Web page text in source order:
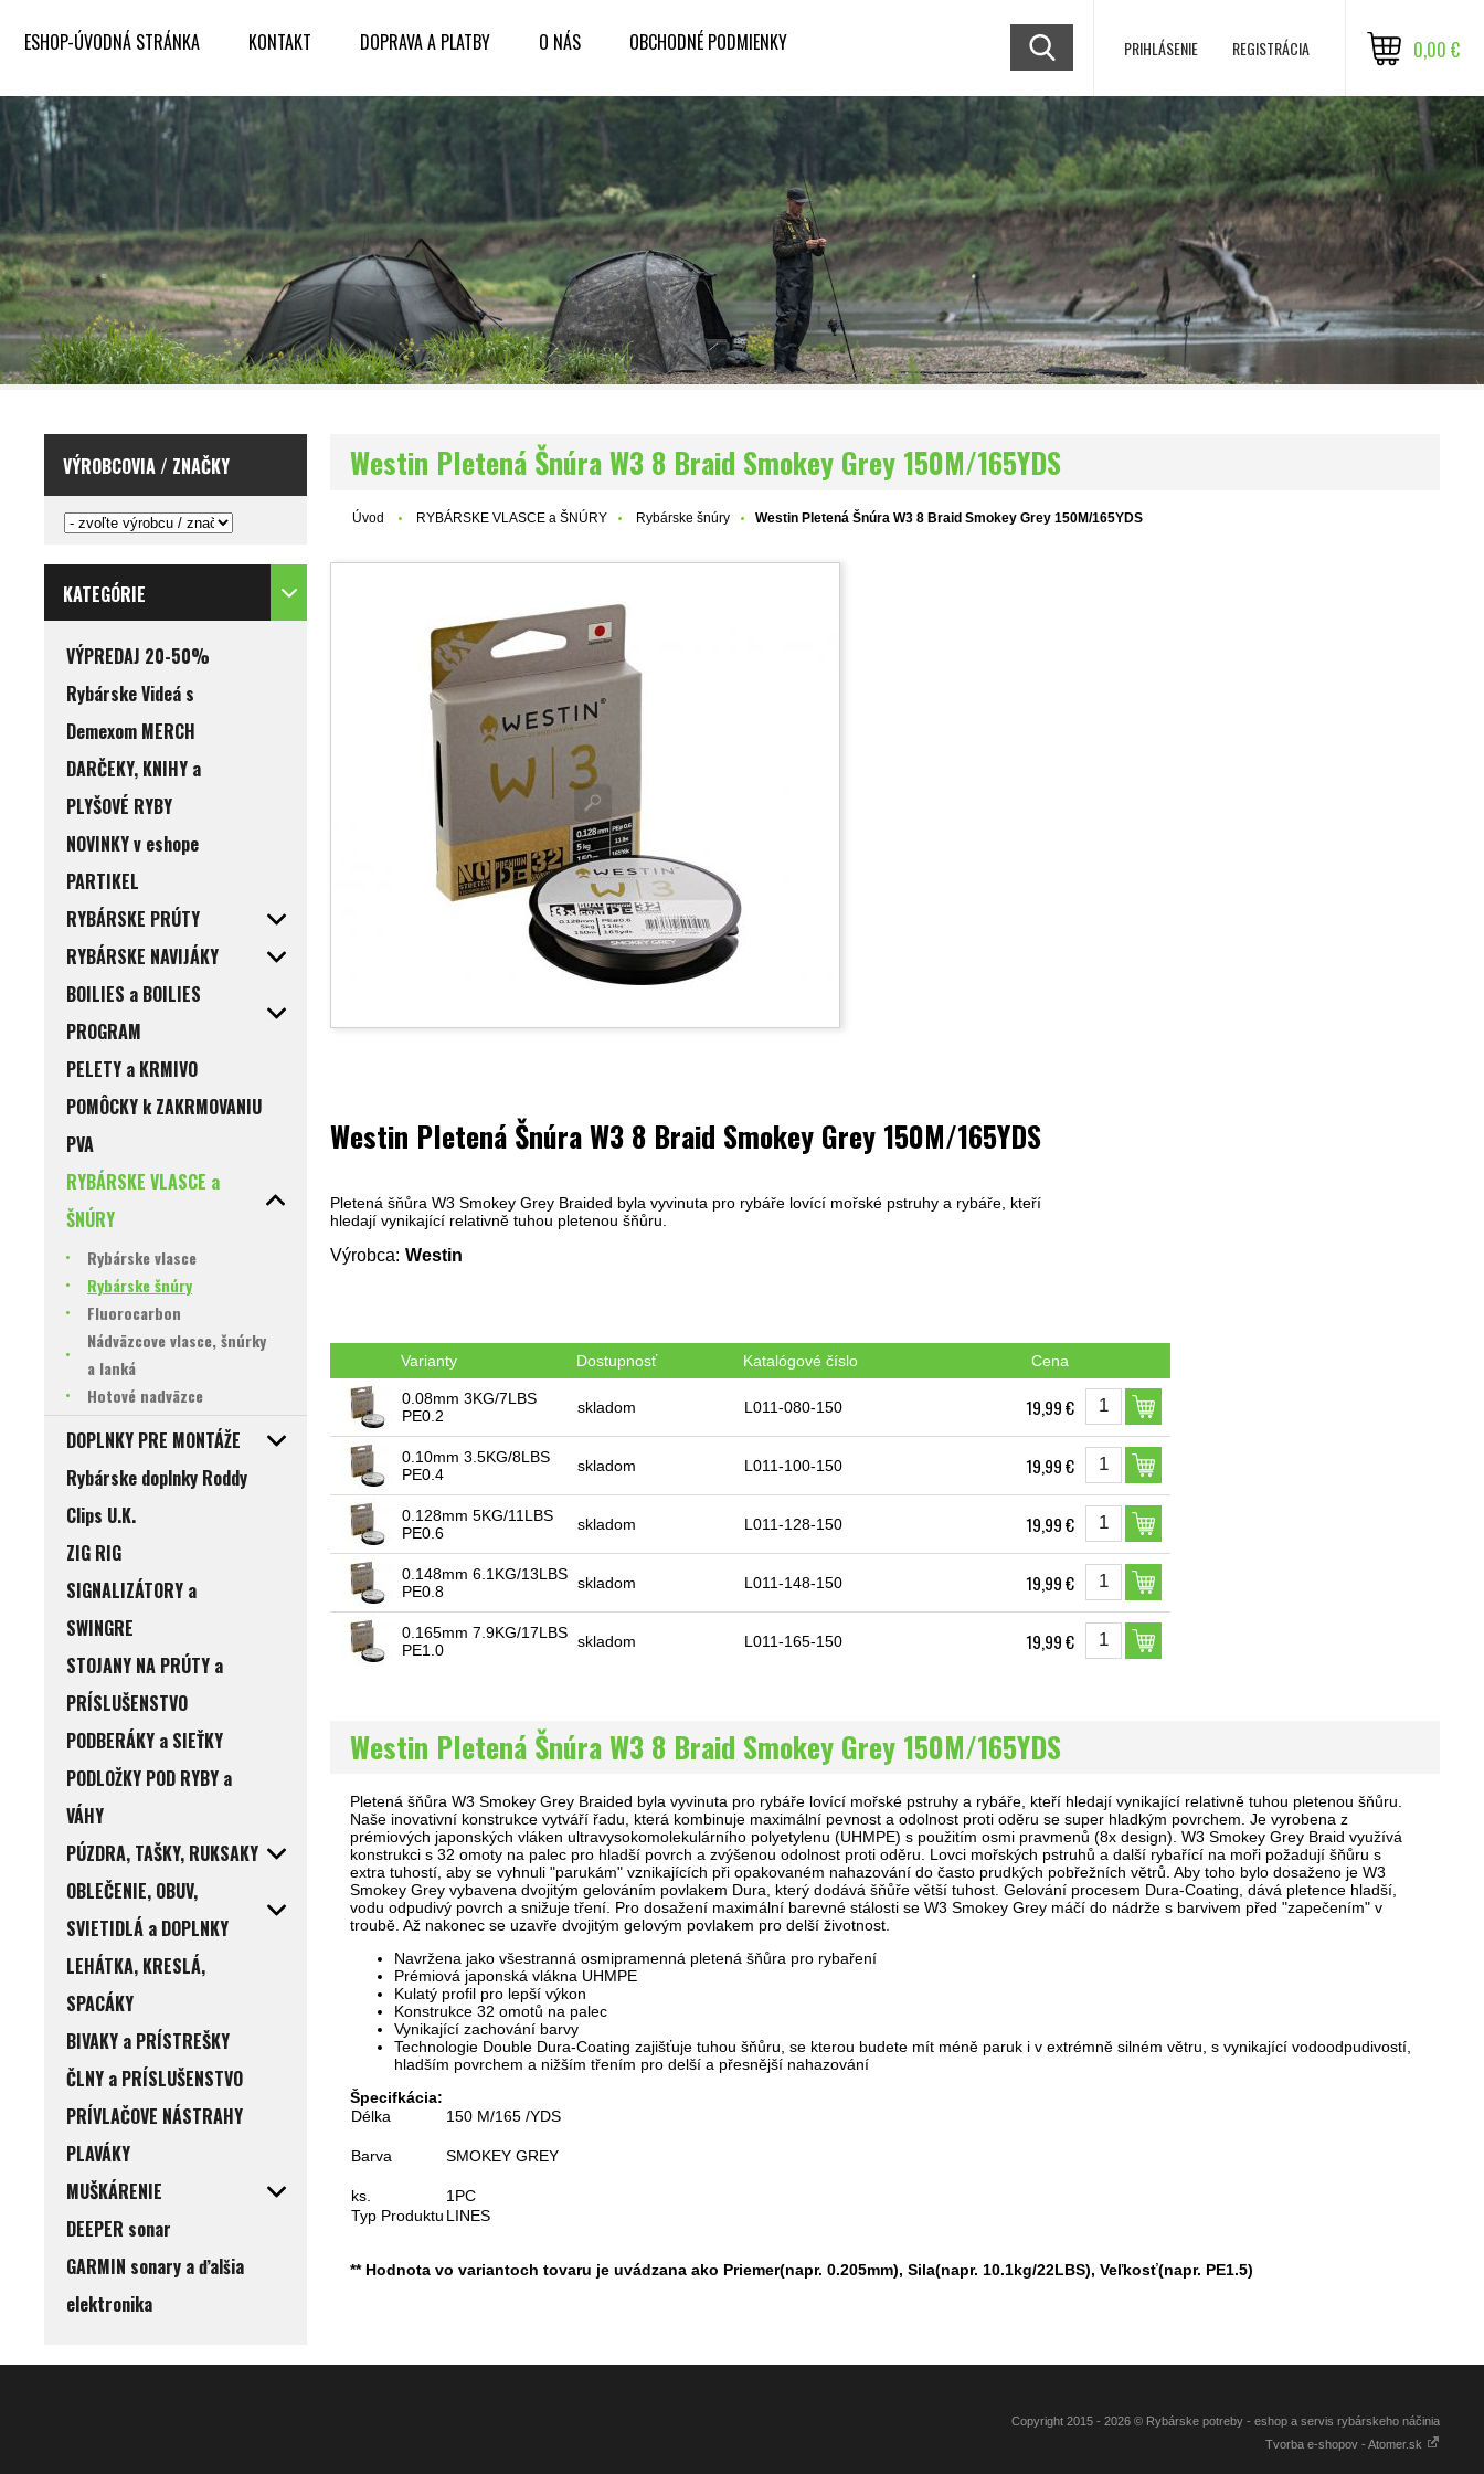
ESHOP-ÚVODNÁ STRÁNKA KONTAKT DOPRAVA A PLATBY O NÁS OBCHODNÉ PODMIENKY 0,00 €
PRIHLÁSENIE REGISTRÁCIA
VÝROBCOVIA / ZNAČKY
KATEGÓRIE
VÝPREDAJ 20-50%
Rybárske Videá s
Demexom MERCH
DARČEKY, KNIHY a
PLYŠOVÉ RYBY
NOVINKY v eshope
PARTIKEL
RYBÁRSKE PRÚTY
RYBÁRSKE NAVIJÁKY
BOILIES a BOILIES
PROGRAM
PELETY a KRMIVO
POMÔCKY k ZAKRMOVANIU
PVA
RYBÁRSKE VLASCE a
ŠNÚRY
Rybárske vlasce
Rybárske šnúry
Fluorocarbon
Nádväzcove vlasce, šnúrky
a lanká
Hotové nadväzce
DOPLNKY PRE MONTÁŽE
Rybárske doplnky Roddy
Clips U.K.
ZIG RIG
SIGNALIZÁTORY a
SWINGRE
STOJANY NA PRÚTY a
PRÍSLUŠENSTVO
PODBERÁKY a SIEŤKY
PODLOŽKY POD RYBY a
VÁHY
PÚZDRA, TAŠKY, RUKSAKY
OBLEČENIE, OBUV,
SVIETIDLÁ a DOPLNKY
LEHÁTKA, KRESLÁ,
SPACÁKY
BIVAKY a PRÍSTREŠKY
ČLNY a PRÍSLUŠENSTVO
PRÍVLAČOVE NÁSTRAHY
PLAVÁKY
MUŠKÁRENIE
DEEPER sonar
GARMIN sonary a ďalšia
elektronika
Westin Pletená Šnúra W3 8 Braid Smokey Grey 150M/165YDS
Úvod RYBÁRSKE VLASCE a ŠNÚRY Rybárske šnúry Westin Pletená Šnúra W3 8 Braid Smokey Grey 150M/165YDS
Westin Pletená Šnúra W3 8 Braid Smokey Grey 150M/165YDS
Pletená šňůra W3 Smokey Grey Braided byla vyvinuta pro rybáře lovící mořské pstruhy a rybáře, kteří
hledají vynikající relativně tuhou pletenou šňůru.
Výrobca: Westin
Varianty Dostupnosť Katalógové číslo Cena
0.08mm 3KG/7LBS
PE0.2
skladom L011-080-150 19,99 €
0.10mm 3.5KG/8LBS
PE0.4
skladom L011-100-150 19,99 €
0.128mm 5KG/11LBS
PE0.6
skladom L011-128-150 19,99 €
0.148mm 6.1KG/13LBS
PE0.8
skladom L011-148-150 19,99 €
0.165mm 7.9KG/17LBS
PE1.0
skladom L011-165-150 19,99 €
Westin Pletená Šnúra W3 8 Braid Smokey Grey 150M/165YDS
Pletená šňůra W3 Smokey Grey Braided byla vyvinuta pro rybáře lovící mořské pstruhy a rybáře, kteří hledají vynikající relativně tuhou pletenou šňůru.
Naše inovativní konstrukce vytváří řadu, která kombinuje maximální pevnost a odolnost proti oděru se super hladkým povrchem. Je vyrobena z
prémiových japonských vláken ultravysokomolekulárního polyetylenu (UHMPE) s použitím osmi pravmenů (8x design). W3 Smokey Grey Braid využívá
konstrukci s 32 omoty na palec pro hladší povrch a zvýšenou odolnost proti oděru. Lovci mořských pstruhů a další rybařící na moři požadují šňůru s
extra tuhostí, aby se vyhnuli "parukám" vznikajících při opakovaném nahazování do často prudkých pobřežních větrů. Aby toho bylo dosaženo je W3
Smokey Grey vybavena dvojitým gelováním povlakem Dura, který dodává šňůře větší tuhost. Gelování procesem Dura-Coating, dává pletence hladší,
vodu odpudivý povrch a snižuje tření. Pro dosažení maximální barevné stálosti se W3 Smokey Grey máčí do nádrže s barvivem před "zapečením" v
troubě. Až nakonec se uzavře dvojitým gelovým povlakem pro delší životnost.
Navržena jako všestranná osmipramenná pletená šňůra pro rybaření
Prémiová japonská vlákna UHMPE
Kulatý profil pro lepší výkon
Konstrukce 32 omotů na palec
Vynikající zachování barvy
Technologie Double Dura-Coating zajišťuje tuhou šňůru, se kterou budete mít méně paruk i v extrémně silném větru, s vynikající vodoodpudivostí,
hladším povrchem a nižším třením pro delší a přesnější nahazování
Špecifkácia:
Délka
150 M/165 /YDS
Barva SMOKEY GREY
ks.
1PC
Typ Produktu LINES
** Hodnota vo variantoch tovaru je uvádzana ako Priemer(napr. 0.205mm), Sila(napr. 10.1kg/22LBS), Veľkosť(napr. PE1.5)
Copyright 2015 - 2026 © Rybárske potreby - eshop a servis rybárskeho náčinia
Tvorba e-shopov - Atomer.sk